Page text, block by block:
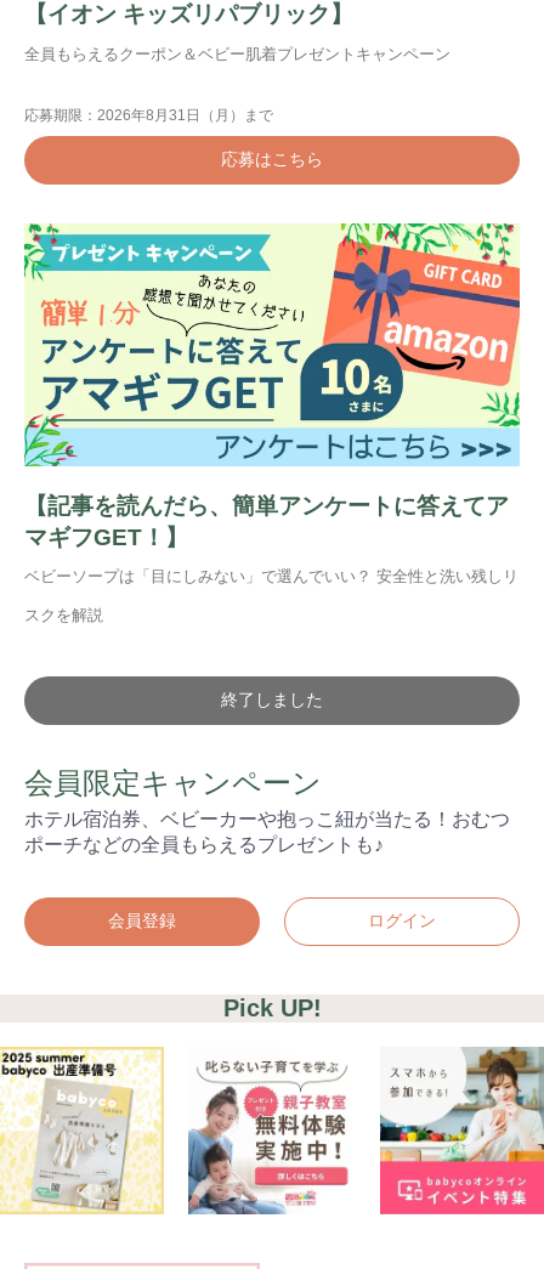
【イオン キッズリパブリック】
全員もらえるクーポン＆ベビー肌着プレゼントキャンペーン
応募期限：2026年8月31日（月）まで
応募はこちら
【記事を読んだら、簡単アンケートに答えてア
マギフGET！】
ベビーソープは「目にしみない」で選んでいい？ 安全性と洗い残しリ
スクを解説
終了しました
会員限定キャンペーン
ホテル宿泊券、ベビーカーや抱っこ紐が当たる！おむつ
ポーチなどの全員もらえるプレゼントも♪
会員登録 ログイン
Pick UP!